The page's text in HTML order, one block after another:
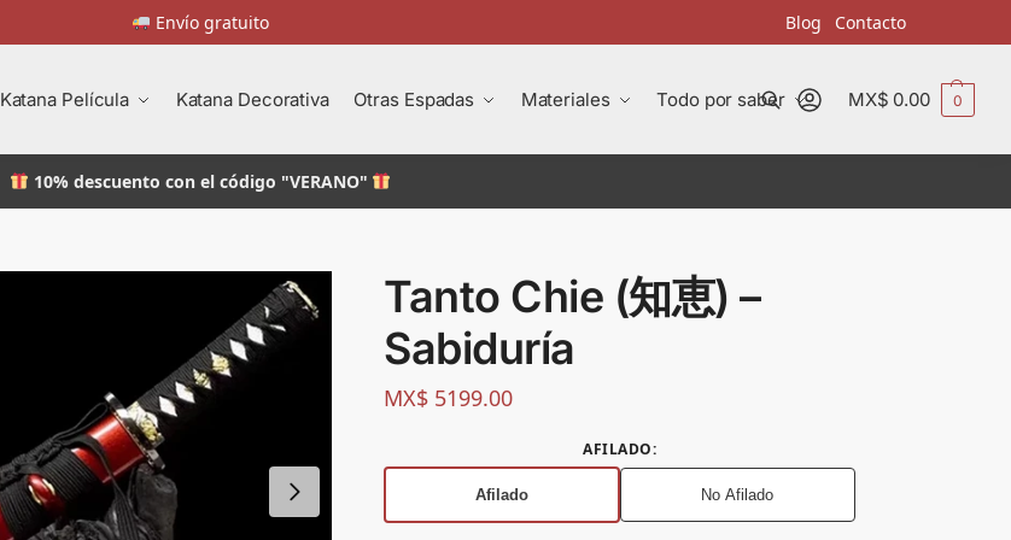
Envío gratuito Blog Contacto
Katana Película Katana Decorativa Otras Espadas Materiales Todo por saber MX$ 0.00 0
10% descuento con el código "VERANO"
Tanto Chie (知恵) –
Sabiduría
MX$ 5199.00
AFILADO:
Afilado No Afilado